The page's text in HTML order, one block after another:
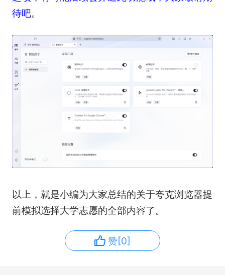
待吧。
以上，就是小编为大家总结的关于夸克浏览器提
前模拟选择大学志愿的全部内容了。
赞[0]